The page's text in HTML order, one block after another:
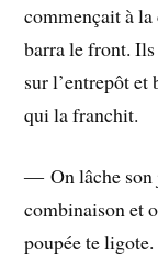
commençait à
barra le front.
sur l’entrepôt et
qui la franchit.
― On lâche son
combinaison et
poupée te ligote.